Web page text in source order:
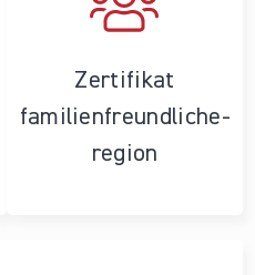
Zertifikat
familienfreundliche­
region